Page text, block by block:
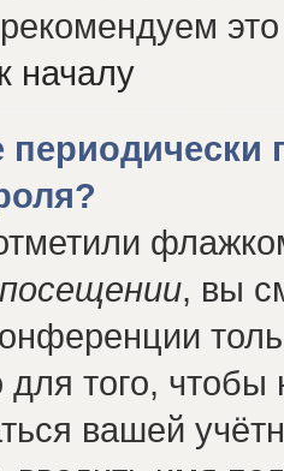
это
началу
, вы
того, чтобы
вашей